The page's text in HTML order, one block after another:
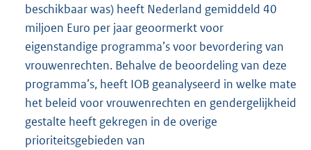
beschikbaar was) heeft Nederland gemiddeld 40
miljoen Euro per jaar geoormerkt voor
eigenstandige programma’s voor bevordering van
vrouwenrechten. Behalve de beoordeling van deze
programma’s, heeft IOB geanalyseerd in welke mate
het beleid voor vrouwenrechten en gendergelijkheid
gestalte heeft gekregen in de overige
prioriteitsgebieden van